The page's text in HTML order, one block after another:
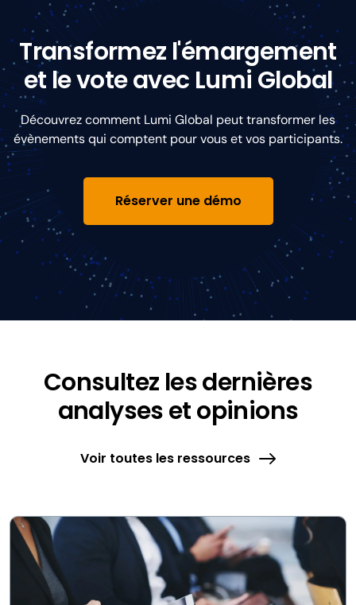
Transformez l'émargement
et le vote avec Lumi Global
Découvrez comment Lumi Global peut transformer les
évènements qui comptent pour vous et vos participants.
Réserver une démo
Consultez les dernières
analyses et opinions
Voir toutes les ressources